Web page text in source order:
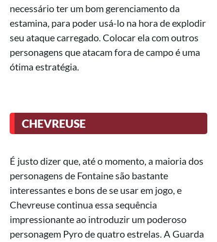
necessário ter um bom gerenciamento da
estamina, para poder usá-lo na hora de explodir
seu ataque carregado. Colocar ela com outros
personagens que atacam fora de campo é uma
ótima estratégia.
CHEVREUSE
É justo dizer que, até o momento, a maioria dos
personagens de Fontaine são bastante
interessantes e bons de se usar em jogo, e
Chevreuse continua essa sequência
impressionante ao introduzir um poderoso
personagem Pyro de quatro estrelas. A Guarda